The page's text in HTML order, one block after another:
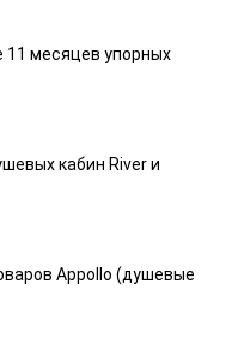
11 месяцев упорных
кабин River и
Appollo (душевые